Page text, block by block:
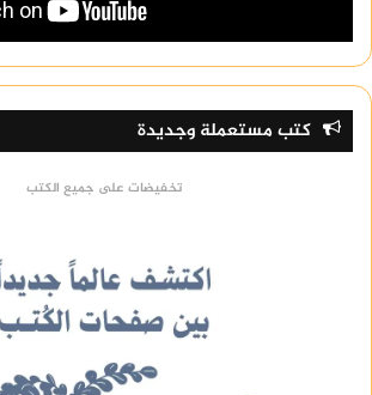
تنظيف الأسطح البلاطية: يُنصح
البلاط المناسب، ثم شطف السطح
وتجفيفه.
تنظيف الأسطح الحجرية: يُنصح
الحجر المناسب، ثم شطف السطح
تنظيف الأسطح بشكل
كتب مستعملة وجديدة
تخفيضات على جميع الكتب